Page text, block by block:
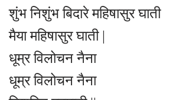
शुंभ निशुंभ बिदारे महिषासुर घाती
मैया महिषासुर घाती |
धूम्र विलोचन नैना
धूम्र विलोचन नैना